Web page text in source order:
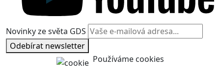
Novinky ze světa GDS
Odebírat newsletter
Používáme cookies